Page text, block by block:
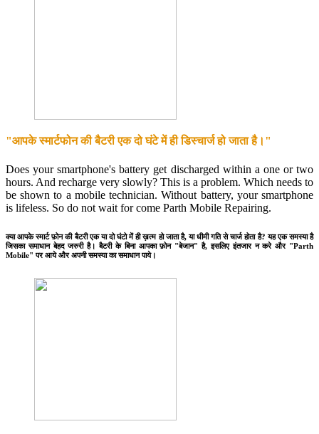
"आपके स्मार्टफोन की बैटरी एक दो घंटे में ही डिस्चार्ज हो जाता है।"
Does your smartphone's battery get discharged within a one or two
hours. And recharge very slowly? This is a problem. Which needs to
be shown to a mobile technician. Without battery, your smartphone
is lifeless. So do not wait for come Parth Mobile Repairing.
क्या आपके स्मार्ट फ़ोन की बैटरी एक या दो घंटो में ही ख़त्म हो जाता है, या धीमी गति से चार्ज होता है? यह एक समस्या है
जिसका समाधान बेहद जरुरी है। बैटरी के बिना आपका फ़ोन "बेजान" है, इसलिए इंतजार न करे और "Parth
Mobile" पर आये और अपनी समस्या का समाधान पाये।